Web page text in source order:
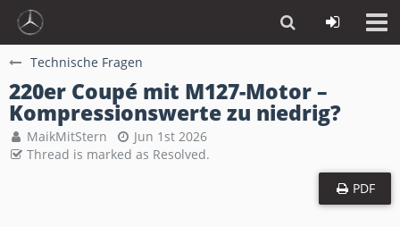
Technische Fragen
220er Coupé mit M127-Motor –
Kompressionswerte zu niedrig?
MaikMitStern
Jun 1st 2026
Thread is marked as Resolved.
PDF